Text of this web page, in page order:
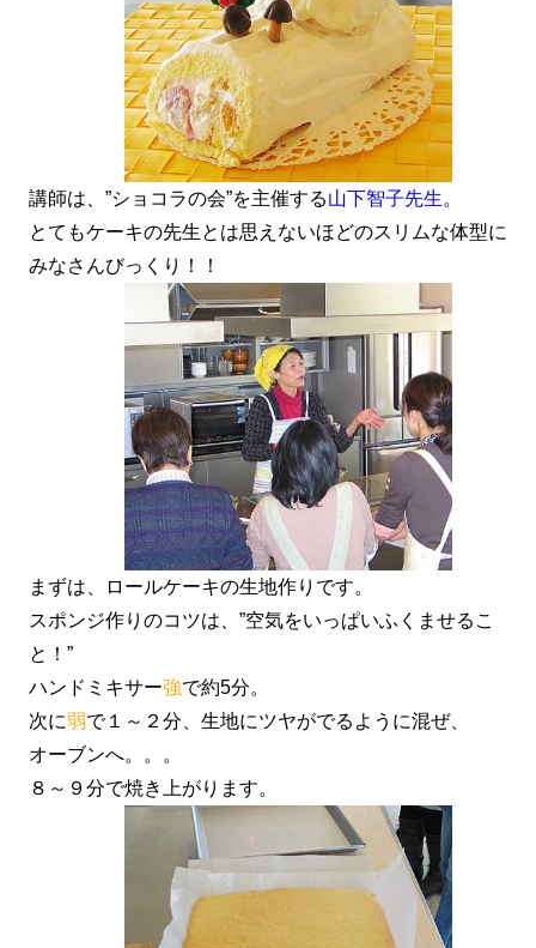
講師は、”ショコラの会”を主催する山下智子先生。
とてもケーキの先生とは思えないほどのスリムな体型に
みなさんびっくり！！
まずは、ロールケーキの生地作りです。
スポンジ作りのコツは、”空気をいっぱいふくませるこ
と！”
ハンドミキサー強で約5分。
次に弱で１～２分、生地にツヤがでるように混ぜ、
オーブンへ。。。
８～９分で焼き上がります。